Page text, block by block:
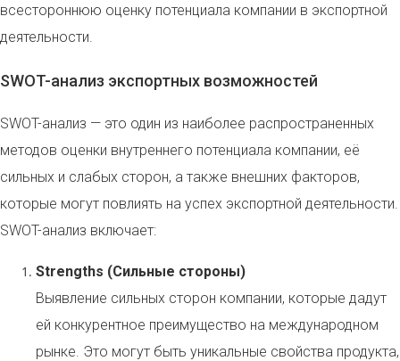
всестороннюю оценку потенциала компании в экспортной
деятельности.
SWOT-анализ экспортных возможностей
SWOT-анализ — это один из наиболее распространенных
методов оценки внутреннего потенциала компании, её
сильных и слабых сторон, а также внешних факторов,
которые могут повлиять на успех экспортной деятельности.
SWOT-анализ включает:
Strengths (Сильные стороны)
Выявление сильных сторон компании, которые дадут
ей конкурентное преимущество на международном
рынке. Это могут быть уникальные свойства продукта,